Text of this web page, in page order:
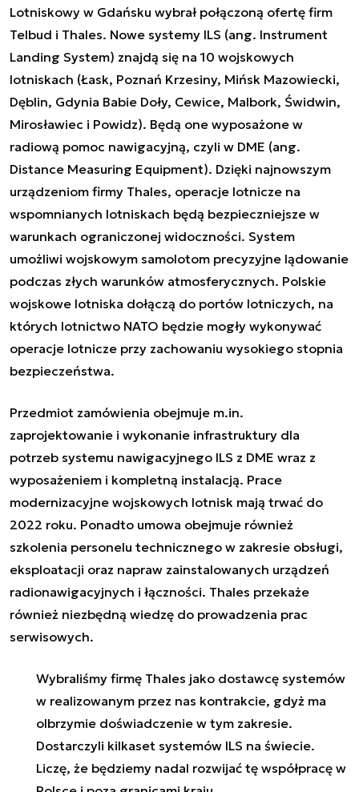
Lotniskowy w Gdańsku wybrał połączoną ofertę firm
Telbud i Thales. Nowe systemy ILS (ang. Instrument
Landing System) znajdą się na 10 wojskowych
lotniskach (Łask, Poznań Krzesiny, Mińsk Mazowiecki,
Dęblin, Gdynia Babie Doły, Cewice, Malbork, Świdwin,
Mirosławiec i Powidz). Będą one wyposażone w
radiową pomoc nawigacyjną, czyli w DME (ang.
Distance Measuring Equipment). Dzięki najnowszym
urządzeniom firmy Thales, operacje lotnicze na
wspomnianych lotniskach będą bezpieczniejsze w
warunkach ograniczonej widoczności. System
umożliwi wojskowym samolotom precyzyjne lądowanie
podczas złych warunków atmosferycznych. Polskie
wojskowe lotniska dołączą do portów lotniczych, na
których lotnictwo NATO będzie mogły wykonywać
operacje lotnicze przy zachowaniu wysokiego stopnia
bezpieczeństwa.
Przedmiot zamówienia obejmuje m.in.
zaprojektowanie i wykonanie infrastruktury dla
potrzeb systemu nawigacyjnego ILS z DME wraz z
wyposażeniem i kompletną instalacją. Prace
modernizacyjne wojskowych lotnisk mają trwać do
2022 roku. Ponadto umowa obejmuje również
szkolenia personelu technicznego w zakresie obsługi,
eksploatacji oraz napraw zainstalowanych urządzeń
radionawigacyjnych i łączności. Thales przekaże
również niezbędną wiedzę do prowadzenia prac
serwisowych.
Wybraliśmy firmę Thales jako dostawcę systemów
w realizowanym przez nas kontrakcie, gdyż ma
olbrzymie doświadczenie w tym zakresie.
Dostarczyli kilkaset systemów ILS na świecie.
Liczę, że będziemy nadal rozwijać tę współpracę w